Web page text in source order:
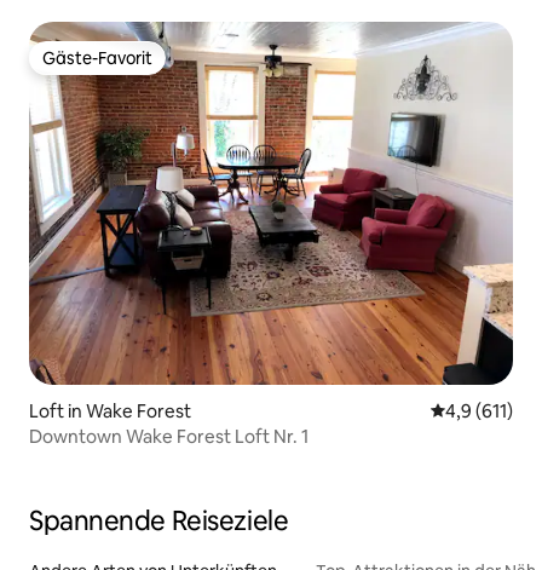
Gäste-Favorit
Gäste-Favorit
Loft in Wake Forest
4,9 (611)
Downtown Wake Forest Loft Nr. 1
Spannende Reiseziele